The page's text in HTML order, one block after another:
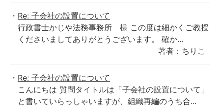
Re: 子会社の設置について
行政書士かじや法務事務所 様 この度は細かくご教授
くださいましてありがとうございます。 確か...
著者：ちりこ
Re: 子会社の設置について
こんにちは 質問タイトルは「子会社の設置について」
と書いていらっしゃいますが、組織再編のうち合...